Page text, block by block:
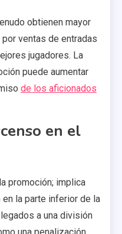
obtienen mayor
ventas de entradas
jugadores. La
puede aumentar
de los aficionados
en el
promoción; implica
la parte inferior de la
a una división